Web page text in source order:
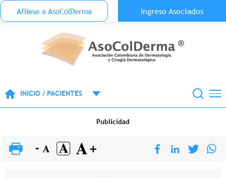
Pasar al contenido principal
Menu Top Anónimo
Aflíese a AsoColDerma Ingreso Asociados
INICIO / PACIENTES
Publicidad